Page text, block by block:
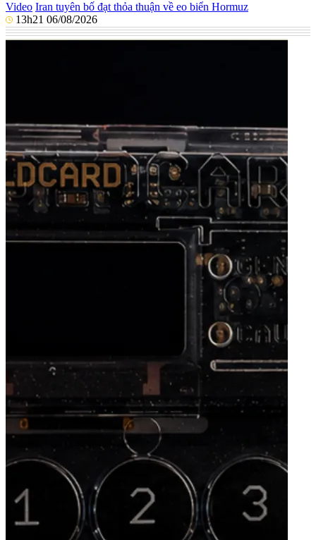
Video Iran tuyên bố đạt thỏa thuận về eo biển Hormuz
13h21 06/08/2026